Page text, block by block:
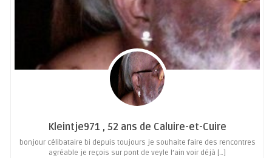
Kleintje971 , 52 ans de Caluire-et-Cuire
bonjour célibataire bi depuis toujours je souhaite faire des rencontres
agréable je reçois sur pont de veyle l’ain voir déjà […]